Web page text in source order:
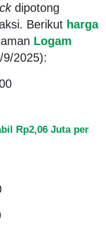
dipotong
Berikut harga
Logam
2025):
Rp2,06 Juta per